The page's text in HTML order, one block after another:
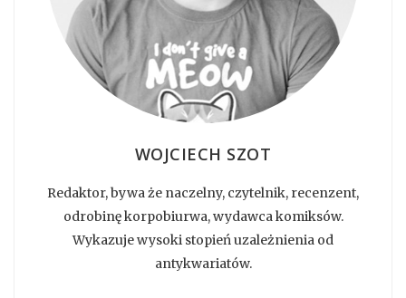
WOJCIECH SZOT
Redaktor, bywa że naczelny, czytelnik, recenzent,
odrobinę korpobiurwa, wydawca komiksów.
Wykazuje wysoki stopień uzależnienia od
antykwariatów.